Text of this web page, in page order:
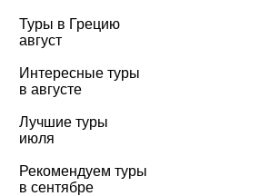
Туры в Грецию
август
Интересные туры
в августе
Лучшие туры
июля
Рекомендуем туры
в сентябре